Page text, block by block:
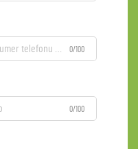
0/100
0/100